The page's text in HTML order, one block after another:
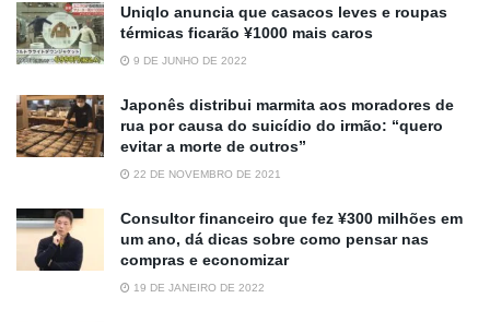
Uniqlo anuncia que casacos leves e roupas
térmicas ficarão ¥1000 mais caros
9 DE JUNHO DE 2022
Japonês distribui marmita aos moradores de
rua por causa do suicídio do irmão: “quero
evitar a morte de outros”
22 DE NOVEMBRO DE 2021
Consultor financeiro que fez ¥300 milhões em
um ano, dá dicas sobre como pensar nas
compras e economizar
19 DE JANEIRO DE 2022